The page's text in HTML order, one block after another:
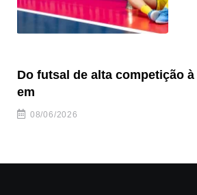
Do futsal de alta competição
em
08/06/2026